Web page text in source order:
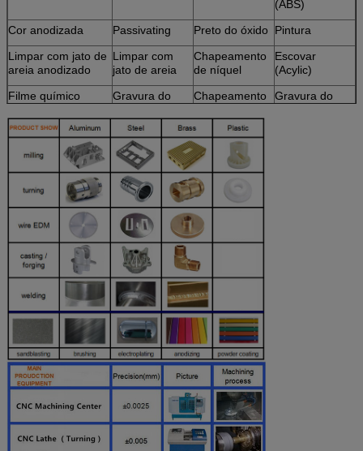
(ABS)
Cor anodizada
Passivating Preto do óxido
Pintura
Limpar com jato de
areia anodizado
Limpar com
jato de areia
Chapeamento
de níquel
Escovar
(Acylic)
Filme químico
Gravura do
Chapeamento
Gravura do
Escovadela
Carburado
Polonês
Tratamento
quente
Pó revestido